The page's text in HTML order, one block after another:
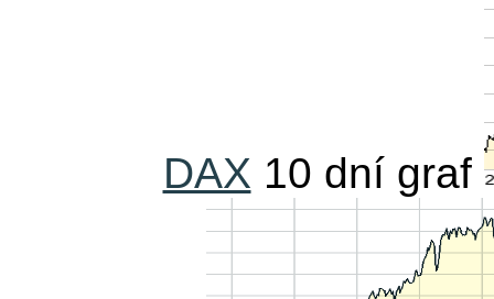
DAX 10 dní graf